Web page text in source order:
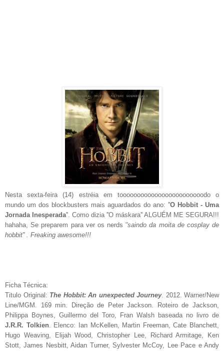
Nesta sexta-feira (14) estréia em toooooooooooooooooooooooodo o
mundo um dos blockbusters mais aguardados do ano: ''O Hobbit - Uma
Jornada Inesperada''. Como dizia ''O máskara'' ALGUÉM ME SEGURA!!!
hahaha, Se preparem para ver os nerds ''saindo da moita de cosplay de
hobbit'' . Freaking awesome!!!
Ficha Técnica:
Titulo Original: The Hobbit: An unexpected Journey. 2012. Warner/New
Line/MGM. 169 min. Direção de Peter Jackson. Roteiro de Jackson,
Philippa Boynes, Guillermo del Toro, Fran Walsh baseada no livro de
J.R.R. Tolkien. Elenco: Ian McKellen, Martin Freeman, Cate Blanchett,
Hugo Weaving, Elijah Wood, Christopher Lee, Richard Armitage, Ken
Stott, James Nesbitt, Aidan Turner, Sylvester McCoy, Lee Pace e Andy